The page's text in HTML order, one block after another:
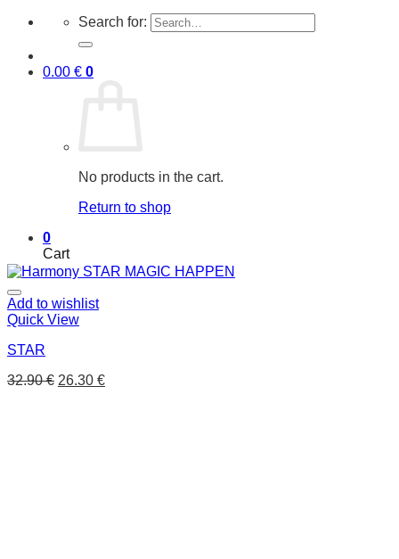
Search for:
0.00 € 0
No products in the cart.
Return to shop
0
Cart
Add to wishlist
Quick View
STAR
32.90€ 26.30 €